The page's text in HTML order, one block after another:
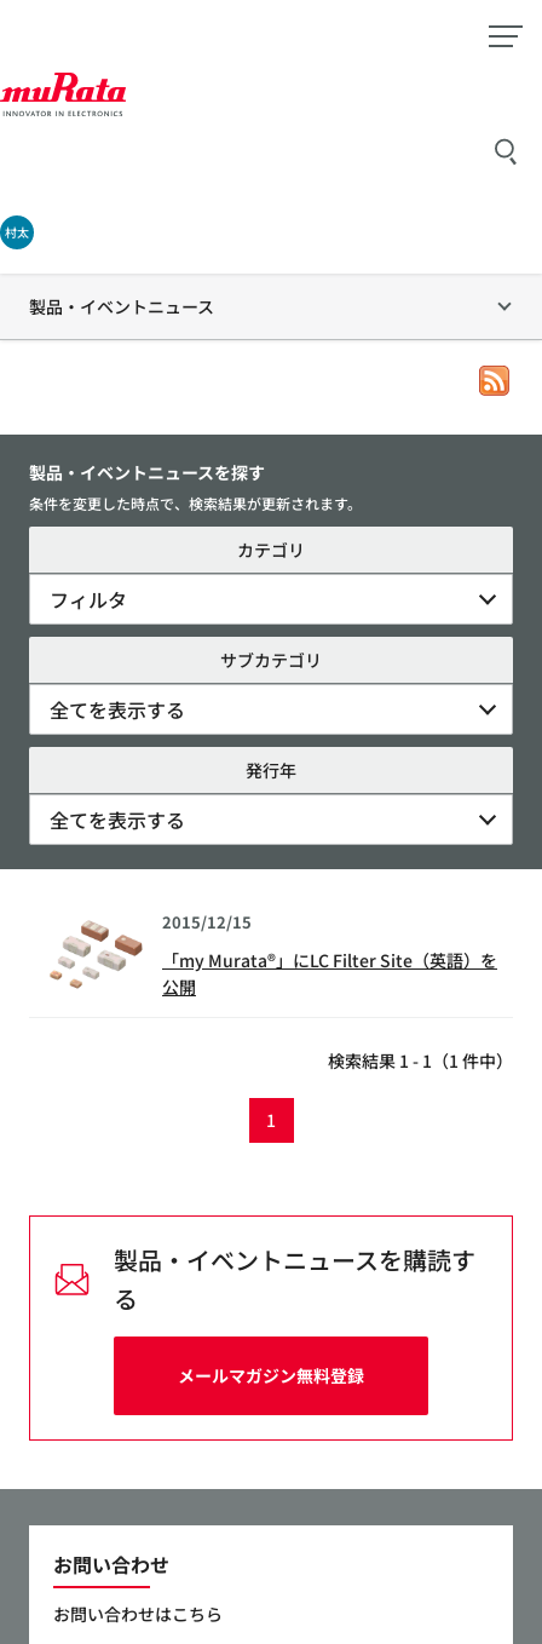
村太
製品・イベントニュース
製品・イベントニュースを探す
条件を変更した時点で、検索結果が更新されます。
カテゴリ
フィルタ
サブカテゴリ
全てを表示する
発行年
全てを表示する
2015/12/15
「my Murata®」にLC Filter Site（英語）を
公開
検索結果 1 - 1（1 件中）
1
製品・イベントニュースを購読す
る
メールマガジン無料登録
お問い合わせ
お問い合わせはこちら